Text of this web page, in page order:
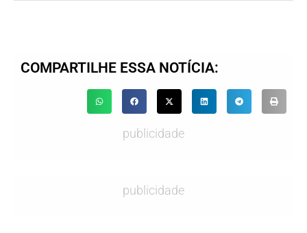
COMPARTILHE ESSA NOTÍCIA:
publicidade
publicidade